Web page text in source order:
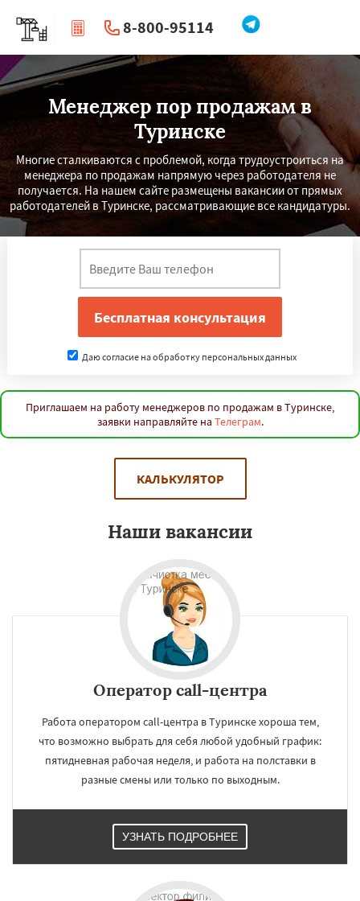
8-800-95114
| Перезвоните мне
Менеджер пор продажам в
Туринске
Многие сталкиваются с проблемой, когда трудоустроиться на
менеджера по продажам напрямую через работодателя не
получается. На нашем сайте размещены вакансии от прямых
работодателей в Туринске, рассматривающие все кандидатуры.
Даю согласие на обработку персональных данных
Приглашаем на работу менеджеров по продажам в Туринске,
заявки направляйте на Телеграм.
КАЛЬКУЛЯТОР
Наши вакансии
Оператор call-центра
Работа оператором call-центра в Туринске хороша тем,
что возможно выбрать для себя любой удобный график:
пятидневная рабочая неделя, и работа на полставки в
разные смены или только по выходным.
УЗНАТЬ ПОДРОБНЕЕ